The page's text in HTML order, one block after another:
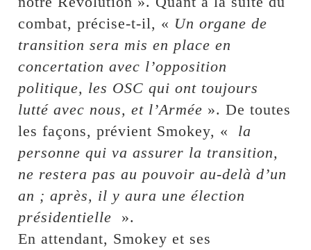
combat, précise-t-il, « Un organe de
transition sera mis en place en
concertation avec l’opposition
politique, les OSC qui ont toujours
lutté avec nous, et l’Armée ». De toutes
les façons, prévient Smokey, «
la
personne qui va assurer la transition,
ne restera pas au pouvoir au-delà d’un
an ; après, il y aura une élection
présidentielle
».
En attendant, Smokey et ses